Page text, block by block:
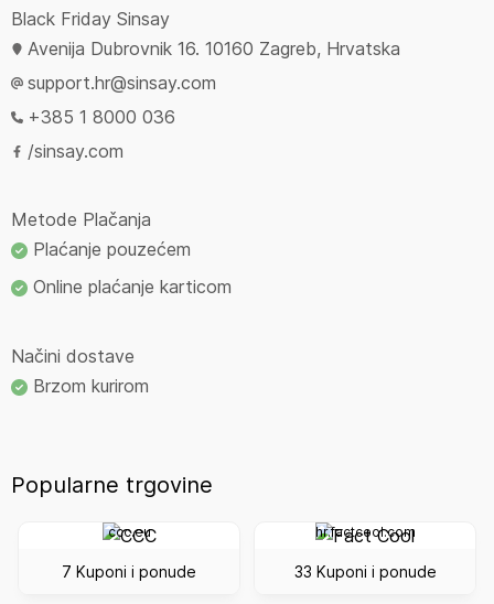
Black Friday Sinsay
Avenija Dubrovnik 16. 10160 Zagreb, Hrvatska
support.hr@sinsay.com
+385 1 8000 036
/sinsay.com
Metode Plačanja
Plaćanje pouzećem
Online plaćanje karticom
Načini dostave
Brzom kurirom
Popularne trgovine
ccc.eu
7 Kuponi i ponude
hr.factcool.com
33 Kuponi i ponude